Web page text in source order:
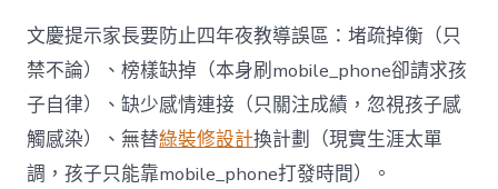
文慶提示家長要防止四年夜教導誤區：堵疏掉衡（只
禁不論）、榜樣缺掉（本身刷mobile_phone卻請求孩
子自律）、缺少感情連接（只關注成績，忽視孩子感
觸感染）、無替綠裝修設計換計劃（現實生涯太單
調，孩子只能靠mobile_phone打發時間）。